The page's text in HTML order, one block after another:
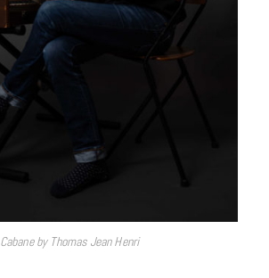
Cabane by Thomas Jean Henri